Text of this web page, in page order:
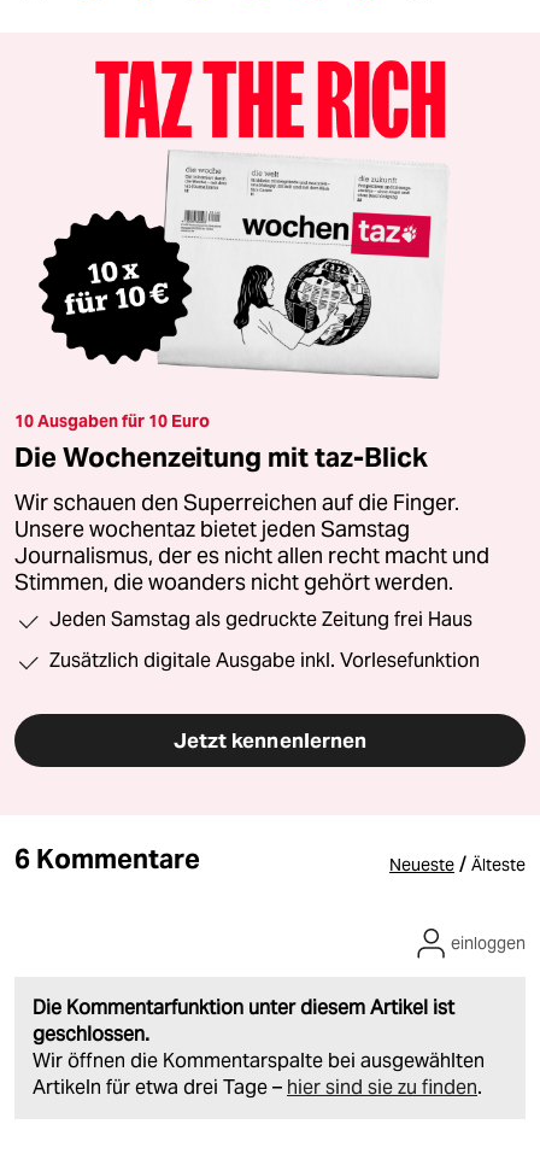
10 Ausgaben für 10 Euro
Die Wochenzeitung mit taz-Blick
Wir schauen den Superreichen auf die Finger.
Unsere wochentaz bietet jeden Samstag
Journalismus, der es nicht allen recht macht und
Stimmen, die woanders nicht gehört werden.
Jeden Samstag als gedruckte Zeitung frei Haus
Zusätzlich digitale Ausgabe inkl. Vorlesefunktion
Jetzt kennenlernen
6 Kommentare Neueste / Älteste
Die Kommentarfunktion unter diesem Artikel ist
geschlossen.
Wir öffnen die Kommentarspalte bei ausgewählten
Artikeln für etwa drei Tage – hier sind sie zu finden.
einloggen